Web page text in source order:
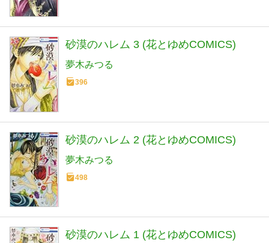
砂漠のハレム 3 (花とゆめCOMICS)
夢木みつる
396
砂漠のハレム 2 (花とゆめCOMICS)
夢木みつる
498
砂漠のハレム 1 (花とゆめCOMICS)